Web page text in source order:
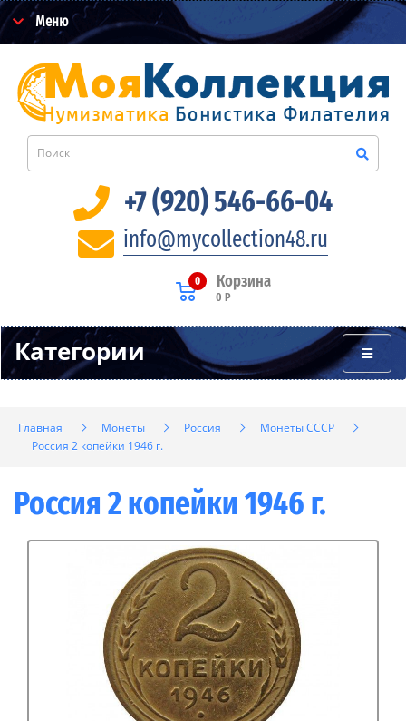
Меню
+7 (920) 546-66-04
info@mycollection48.ru
Корзина
0
0 Р
Категории
Главная Монеты Россия
Монеты СССР
Россия 2 копейки 1946 г.
Россия 2 копейки 1946 г.